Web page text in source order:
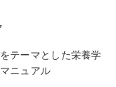
テーマとした栄養学
ニュアル